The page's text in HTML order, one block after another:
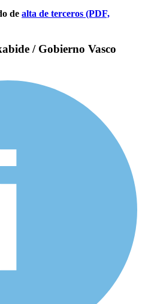
de alta de terceros (PDF,
/ Gobierno Vasco